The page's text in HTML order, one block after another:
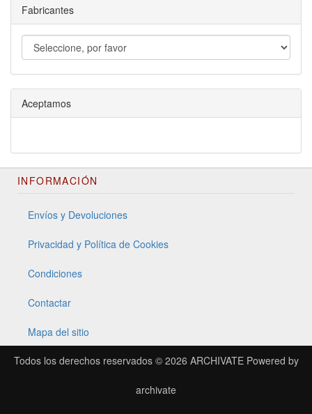
Fabricantes
Aceptamos
INFORMACIÓN
Envíos y Devoluciones
Privacidad y Política de Cookies
Condiciones
Contactar
Mapa del sitio
Todos los derechos reservados © 2026 ARCHIVATEPowered by
archivate